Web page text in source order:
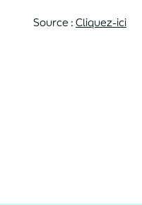
Source : Cliquez-ici